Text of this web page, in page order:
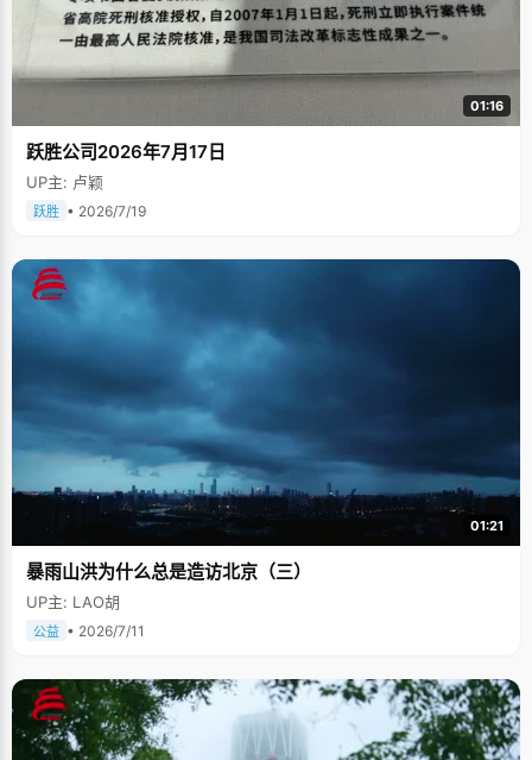
01:16
跃胜公司2026年7月17日
UP主: 卢颖
跃胜 • 2026/7/19
01:21
暴雨山洪为什么总是造访北京（三）
UP主: LAO胡
公益 • 2026/7/11